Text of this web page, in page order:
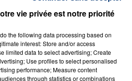
Ailleurs
ORELSAN
vie privée est notre priorité
do the following data processing based on
interest: Store and/or access
limited data to select advertising; Create
Use profiles to select personalised
performance; Measure content
through statistics or combinations